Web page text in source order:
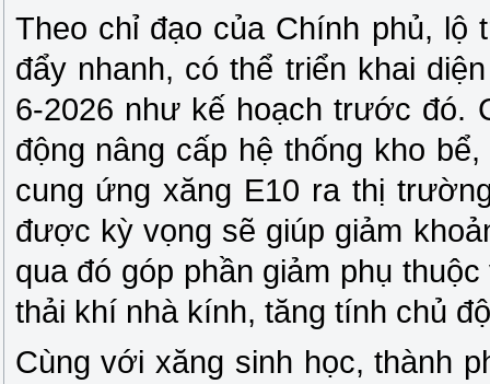
Theo chỉ đạo của Chính phủ, lộ
đẩy nhanh, có thể triển khai
6-2026 như kế hoạch trước đó.
động nâng cấp hệ thống kho
cung ứng xăng E10 ra thị
được kỳ vọng sẽ giúp giảm
qua đó góp phần giảm phụ
thải khí nhà kính, tăng tính chủ
Cùng với xăng sinh học, thành